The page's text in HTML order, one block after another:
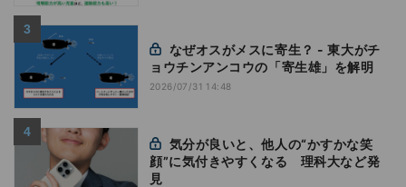
ョウチンアンコウの「寄生雄」を解明
2026/07/31 14:48
顔”に気付きやすくなる 理科大など発
見